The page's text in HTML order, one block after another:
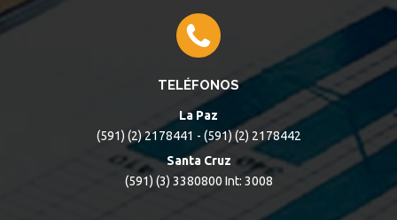
TELÉFONOS
La Paz
(591) (2) 2178441 - (591) (2) 2178442
Santa Cruz
(591) (3) 3380800 Int: 3008